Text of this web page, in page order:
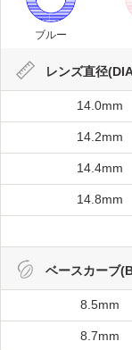
ブルー
レンズ直径
14.0mm
14.2mm
14.4mm
14.8mm
ベースカーブ
8.5mm
8.7mm